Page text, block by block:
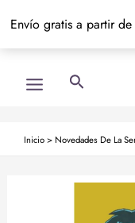
Envío gratis a partir
Menu
Buscar
Inicio> Novedades De La